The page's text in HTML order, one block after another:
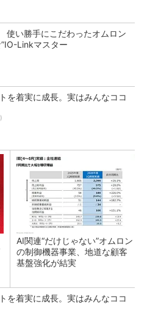
い勝手にこだわったオムロン
Linkマスター
を着実に成長。実はみんなココ
AI関連“だけじゃない”オムロン
の制御機器事業、地道な顧客
基盤強化が結実
を着実に成長。実はみんなココ